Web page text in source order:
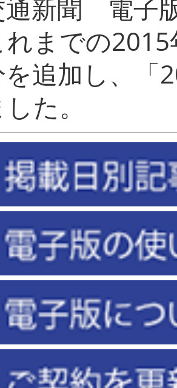
新聞 電子
までの
を追加し、「
まし